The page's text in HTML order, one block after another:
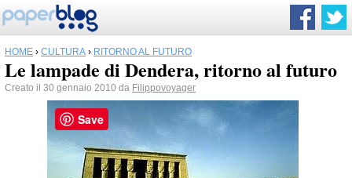
HOME › CULTURA › RITORNO AL FUTURO
Le lampade di Dendera, ritorno al futuro
Creato il 30 gennaio 2010 da Filippovoyager
Save